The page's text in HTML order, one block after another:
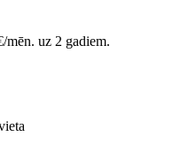
mēn. uz 2 gadiem.